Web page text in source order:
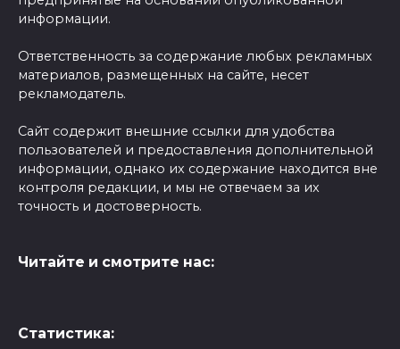
информации.
Ответственность за содержание любых рекламных
материалов, размещенных на сайте, несет
рекламодатель.
Сайт содержит внешние ссылки для удобства
пользователей и предоставления дополнительной
информации, однако их содержание находится вне
контроля редакции, и мы не отвечаем за их
точность и достоверность.
Читайте и смотрите нас:
Статистика: